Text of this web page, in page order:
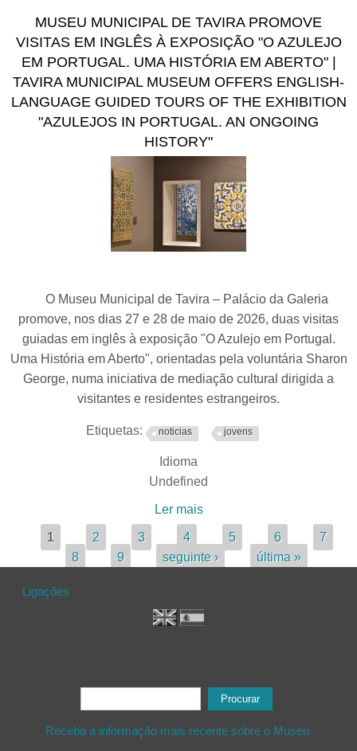
Paços do Concelho”
MUSEU MUNICIPAL DE TAVIRA PROMOVE
VISITAS EM INGLÊS À EXPOSIÇÃO "O AZULEJO
EM PORTUGAL. UMA HISTÓRIA EM ABERTO" |
TAVIRA MUNICIPAL MUSEUM OFFERS ENGLISH-
LANGUAGE GUIDED TOURS OF THE EXHIBITION
"AZULEJOS IN PORTUGAL. AN ONGOING
HISTORY"
O Museu Municipal de Tavira – Palácio da Galeria
promove, nos dias 27 e 28 de maio de 2026, duas visitas
guiadas em inglês à exposição "O Azulejo em Portugal.
Uma História em Aberto", orientadas pela voluntária Sharon
George, numa iniciativa de mediação cultural dirigida a
visitantes e residentes estrangeiros.
Etiquetas: noticias jovens
Idioma
Undefined
Ler mais
Municipal de Tavira
promove visitas em inglês
à exposição "O Azulejo em
Portugal. An Ongoing
History"
Páginas
1 2 3 4 5 6
7
8
9 seguinte › última »
Ligações
Formulário de procura
Receba a informação mais recente sobre o Museu